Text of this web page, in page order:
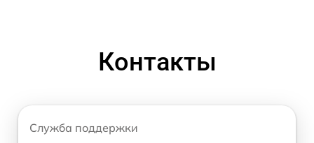
Контакты
Служба поддержки